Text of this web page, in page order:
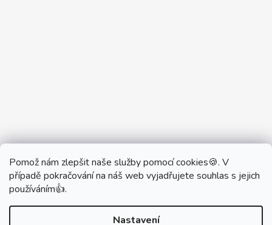
Pomož nám zlepšit naše služby pomocí cookies🍪. V
případě pokračování na náš web vyjadřujete souhlas s jejich
používáním👍.
Nastavení
Partner Showroom MONOBRAND
Partner Eshop Monobrand.online